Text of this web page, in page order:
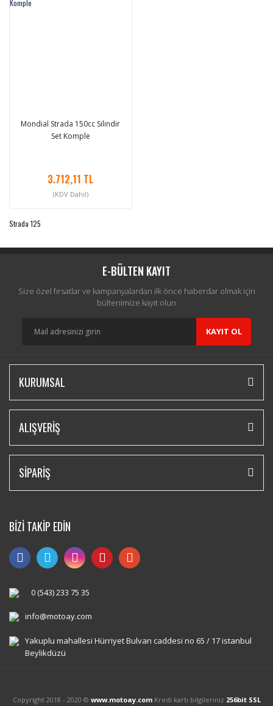
Mondial Strada 150cc Silindir
Set Komple
3.712,11 TL
(KDV Dahil)
Strada 125
E-BÜLTEN KAYIT
Size özel fırsatlar ve kampanyalardan ilk önce haberdar olmak için
bültenimize kayıt olun
KAYIT OL
KURUMSAL
ALIŞVERİŞ
SİPARİŞ
BİZİ TAKİP EDİN
0 (543) 233 75 35
info@motoay.com
Yakuplu mahallesi Hürriyet Bulvarı caddesi no 65 / 17 istanbul
Beylikdüzü
Copyright 2018 - 2020 © www.motoay.comKredi kartı bilgileriniz 256bit SSL